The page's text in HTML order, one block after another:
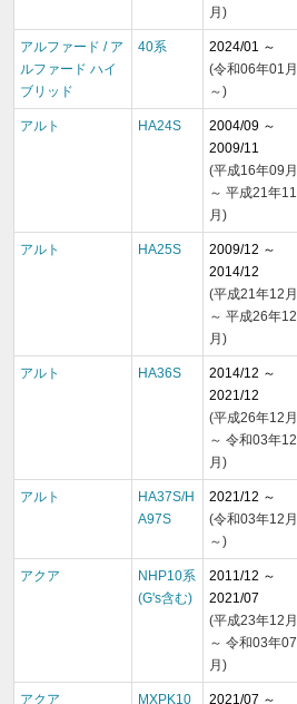
月)
アルファード / ア
ルファード ハイ
ブリッド
40系
2024/01 ～
(令和06年01月
～)
アルト HA24S
2004/09 ～
2009/11
(平成16年09月
～ 平成21年11
月)
アルト HA25S
2009/12 ～
2014/12
(平成21年12月
～ 平成26年12
月)
アルト HA36S
2014/12 ～
2021/12
(平成26年12月
～ 令和03年12
月)
アルト
HA37S/H
A97S
2021/12 ～
(令和03年12月
～)
アクア
NHP10系
(G's含む)
2011/12 ～
2021/07
(平成23年12月
～ 令和03年07
月)
アクア MXPK10 2021/07 ～